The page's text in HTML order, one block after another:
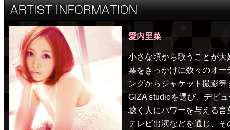
愛内里菜
小さな頃から歌うことが
葉をきっかけに数々のオ
ングからジャケット撮影
GIZA studioを選び、デビ
聴く人にパワーを与える
テレビ出演などを通じ、